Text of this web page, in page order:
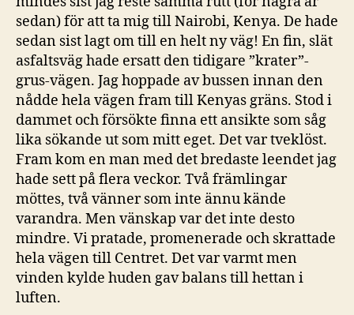
sedan) för att ta mig till Nairobi, Kenya. De hade
sedan sist lagt om till en helt ny väg! En fin, slät
asfaltsväg hade ersatt den tidigare ”krater”-
grus-vägen. Jag hoppade av bussen innan den
nådde hela vägen fram till Kenyas gräns. Stod i
dammet och försökte finna ett ansikte som såg
lika sökande ut som mitt eget. Det var tveklöst.
Fram kom en man med det bredaste leendet jag
hade sett på flera veckor. Två främlingar
möttes, två vänner som inte ännu kände
varandra. Men vänskap var det inte desto
mindre. Vi pratade, promenerade och skrattade
hela vägen till Centret. Det var varmt men
vinden kylde huden gav balans till hettan i
luften.